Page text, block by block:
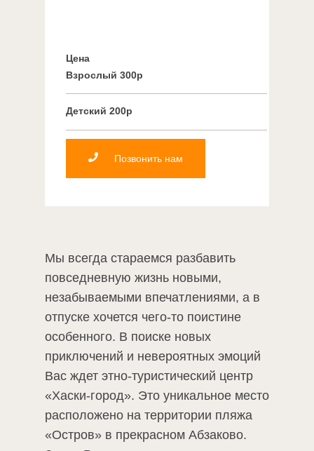
Цена
Взрослый 300р
Детский 200р
Позвонить нам
Мы всегда стараемся разбавить
повседневную жизнь новыми,
незабываемыми впечатлениями, а в
отпуске хочется чего-то поистине
особенного. В поиске новых
приключений и невероятных эмоций
Вас ждет этно-туристический центр
«Хаски-город». Это уникальное место
расположено на территории пляжа
«Остров» в прекрасном Абзаково.